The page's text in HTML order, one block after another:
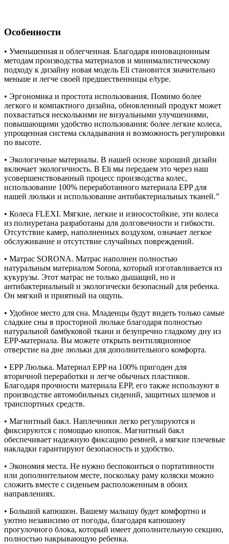
Особенности
• Уменьшенная и облегченная. Благодаря инновационным
методам производства материалов и минималистическому
подходу к дизайну новая модель Eli становится значительно
меньше и легче своей предшественницы e/type.
• Эргономика и простота использования. Помимо более
легкого и компактного дизайна, обновленный продукт может
похвастаться несколькими не визуальными улучшениями,
повышающими удобство использования: более легкие колеса,
упрощенная система складывания и возможность регулировки
по высоте.
• Экологичные материалы. В нашей основе хороший дизайн
включает экологичность. В Eli мы передаем это через наш
усовершенствованный процесс производства колес,
использование 100% переработанного материала EPP для
нашей люльки и использование антибактериальных тканей.”
• Колеса FLEXI. Мягкие, легкие и износостойкие, эти колеса
из полиуретана разработаны для долговечности и гибкости.
Отсутствие камер, наполненных воздухом, означает легкое
обслуживание и отсутствие случайных повреждений.
• Матрас SORONA. Матрас наполнен полностью
натуральным материалом Sorona, который изготавливается из
кукурузы. Этот матрас не только дышащий, но и
антибактериальный и экологически безопасный для ребенка.
Он мягкий и приятный на ощупь.
• Удобное место для сна. Младенцы будут видеть только самые
сладкие сны в просторной люльке благодаря полностью
натуральной бамбуковой ткани и безупречно гладкому дну из
EPP-материала. Вы можете открыть вентиляционное
отверстие на дне люльки для дополнительного комфорта.
• EPP Люлька. Материал EPP на 100% пригоден для
вторичной переработки и легче обычных пластиков.
Благодаря прочности материала EPP, его также используют в
производстве автомобильных сидений, защитных шлемов и
транспортных средств.
• Магнитный бакл. Наплечники легко регулируются и
фиксируются с помощью кнопок. Магнитный бакл
обеспечивает надежную фиксацию ремней, а мягкие плечевые
накладки гарантируют безопасность и удобство.
• Экономия места. Не нужно беспокоиться о портативности
или дополнительном месте, поскольку раму коляски можно
сложить вместе с сиденьем расположенным в обоих
направлениях.
• Большой капюшон. Вашему малышу будет комфортно и
уютно независимо от погоды, благодаря капюшону
прогулочного блока, который имеет дополнительную секцию,
полностью накрывающую ребенка.